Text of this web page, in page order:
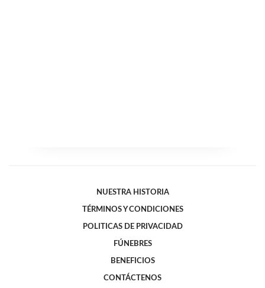
NUESTRA HISTORIA
TÉRMINOS Y CONDICIONES
POLITICAS DE PRIVACIDAD
FÚNEBRES
BENEFICIOS
CONTÁCTENOS